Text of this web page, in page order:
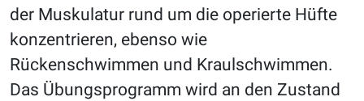
der Muskulatur rund um die operierte Hüfte
konzentrieren, ebenso wie
Rückenschwimmen und Kraulschwimmen.
Das Übungsprogramm wird an den Zustand